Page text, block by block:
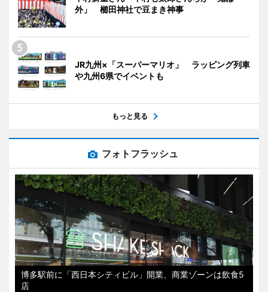
外」 櫛田神社で豆まき神事
JR九州×「スーパーマリオ」 ラッピング列車
や九州6県でイベントも
もっと見る
フォトフラッシュ
博多駅前に「西日本シティビル」開業、商業ゾーンは飲食5
店